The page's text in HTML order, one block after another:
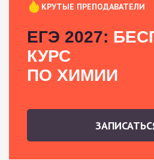
КРУТЫЕ ПРЕПОДАВАТЕЛИ
ЕГЭ 2027:
КУРС
ПО ХИМИИ